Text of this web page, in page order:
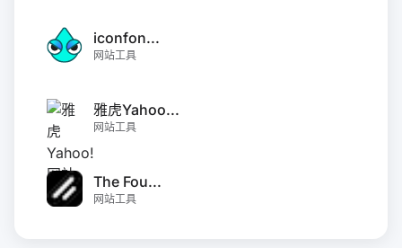
iconfon...
网站工具
雅虎Yahoo...
网站工具
The Fou...
网站工具